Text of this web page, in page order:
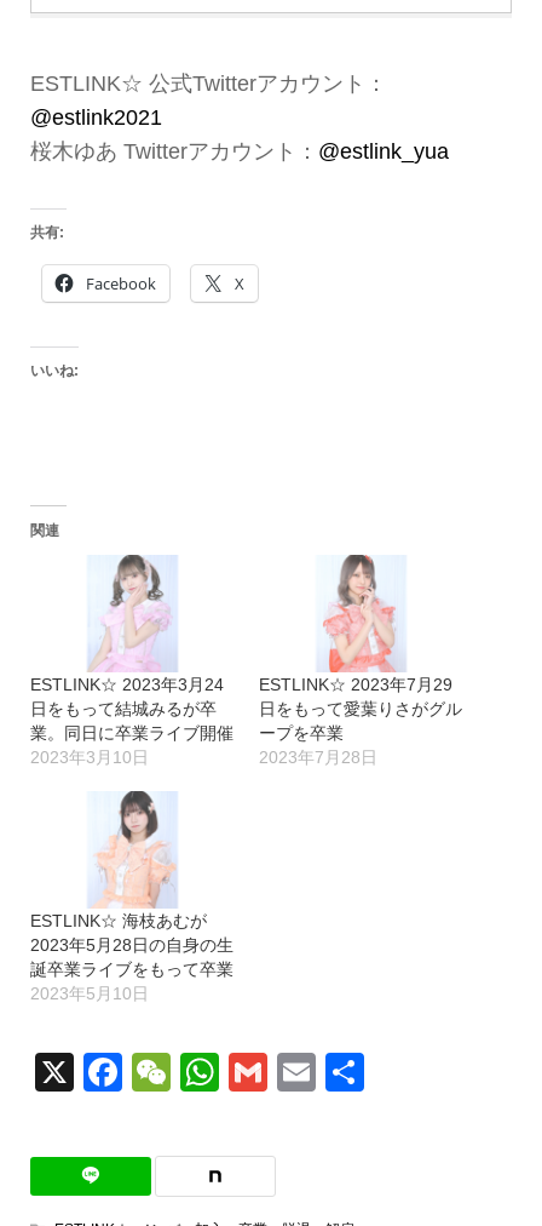
ESTLINK☆ 公式Twitterアカウント：
@estlink2021
桜木ゆあ Twitterアカウント： @estlink_yua
共有:
Facebook X
いいね:
関連
ESTLINK☆ 2023年3月24
日をもって結城みるが卒
業。同日に卒業ライブ開催
2023年3月10日
ESTLINK☆ 2023年7月29
日をもって愛葉りさがグル
ープを卒業
2023年7月28日
ESTLINK☆ 海枝あむが
2023年5月28日の自身の生
誕卒業ライブをもって卒業
2023年5月10日
X Facebook
WeChat
WhatsApp
GmailEmail